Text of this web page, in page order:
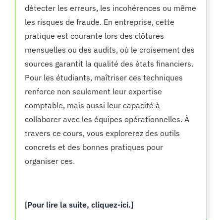
détecter les erreurs, les incohérences ou même
les risques de fraude. En entreprise, cette
pratique est courante lors des clôtures
mensuelles ou des audits, où le croisement des
sources garantit la qualité des états financiers.
Pour les étudiants, maîtriser ces techniques
renforce non seulement leur expertise
comptable, mais aussi leur capacité à
collaborer avec les équipes opérationnelles. À
travers ce cours, vous explorerez des outils
concrets et des bonnes pratiques pour
organiser ces.
[Pour lire la suite, cliquez-ici.]